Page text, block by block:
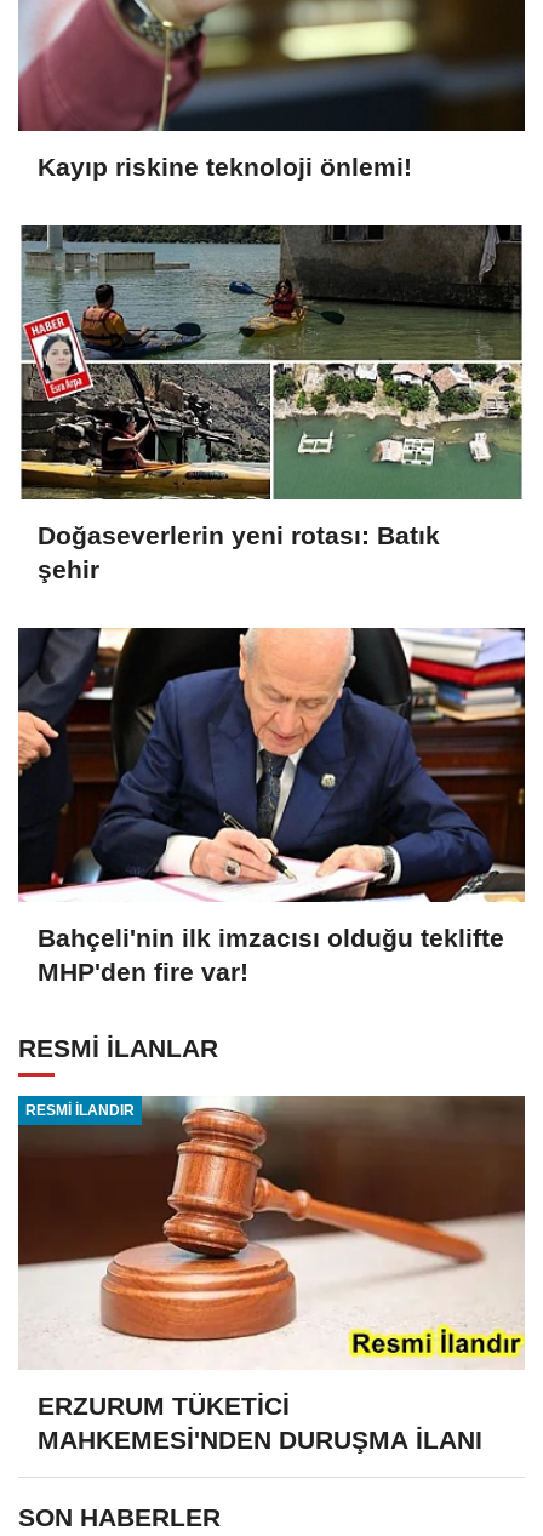
Kayıp riskine teknoloji önlemi!
Doğaseverlerin yeni rotası: Batık
şehir
Bahçeli'nin ilk imzacısı olduğu teklifte
MHP'den fire var!
RESMİ İLANLAR
RESMİ İLANDIR
ERZURUM TÜKETİCİ
MAHKEMESİ'NDEN DURUŞMA İLANI
SON HABERLER